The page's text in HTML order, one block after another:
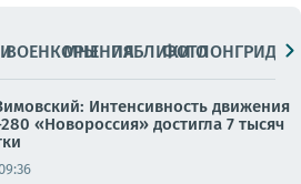
ВОЕНКОРЫМНЕНИЯПАБЛИКИ
ФОТОЛОНГРИДЫ
Интенсивность движения
«Новороссия» достигла 7 тысяч